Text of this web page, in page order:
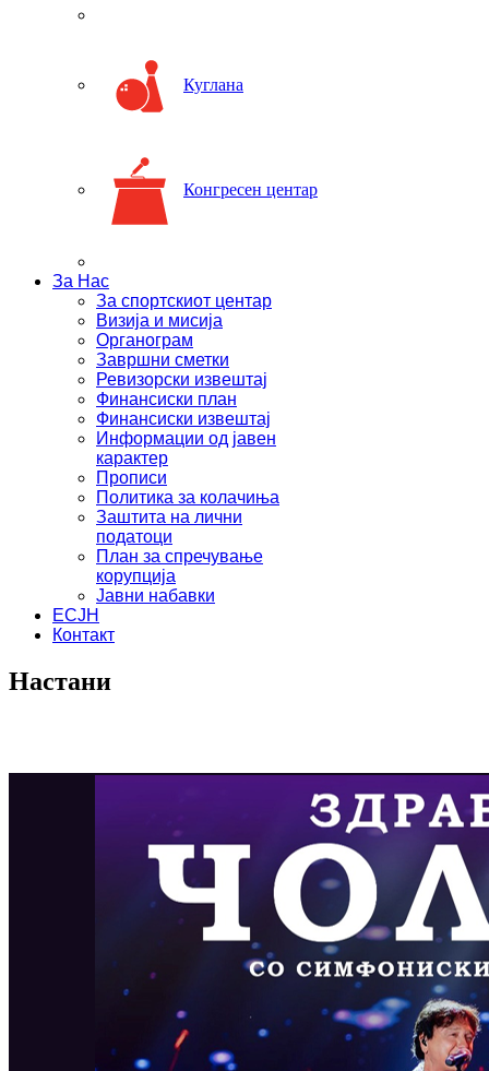
Куглана
Конгресен центар
За Нас
За спортскиот центар
Визија и мисија
Органограм
Завршни сметки
Ревизорски извештај
Финансиски план
Финансиски извештај
Информации од јавен
карактер
Прописи
Политика за колачиња
Заштита на лични
податоци
План за спречување
корупција
Јавни набавки
ЕСЈН
Контакт
Настани